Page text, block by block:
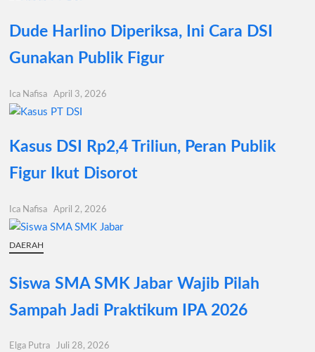
Dude Harlino Diperiksa, Ini Cara DSI
Gunakan Publik Figur
Ica Nafisa April 3, 2026
Kasus DSI Rp2,4 Triliun, Peran Publik
Figur Ikut Disorot
Ica Nafisa April 2, 2026
DAERAH
Siswa SMA SMK Jabar Wajib Pilah
Sampah Jadi Praktikum IPA 2026
Elga Putra Juli 28, 2026